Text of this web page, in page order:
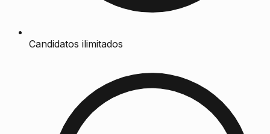
Candidatos ilimitados